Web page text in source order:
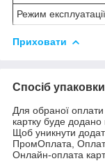
Режим експлуатації
Приховати
Спосіб упаковки
Для обраної
картку буде додано
Щоб уникнути
ПромОплата,
Онлайн-оплата